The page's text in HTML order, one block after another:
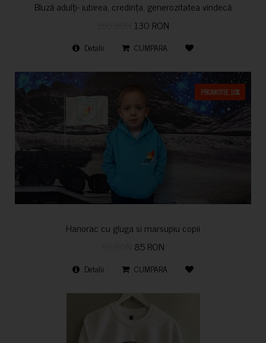
Bluză adulți- iubirea, credința, generozitatea vindecă
130 RON
Detalii CUMPARA
PROMOTIE 10%
Hanorac cu gluga si marsupiu copii
85 RON
Detalii CUMPARA